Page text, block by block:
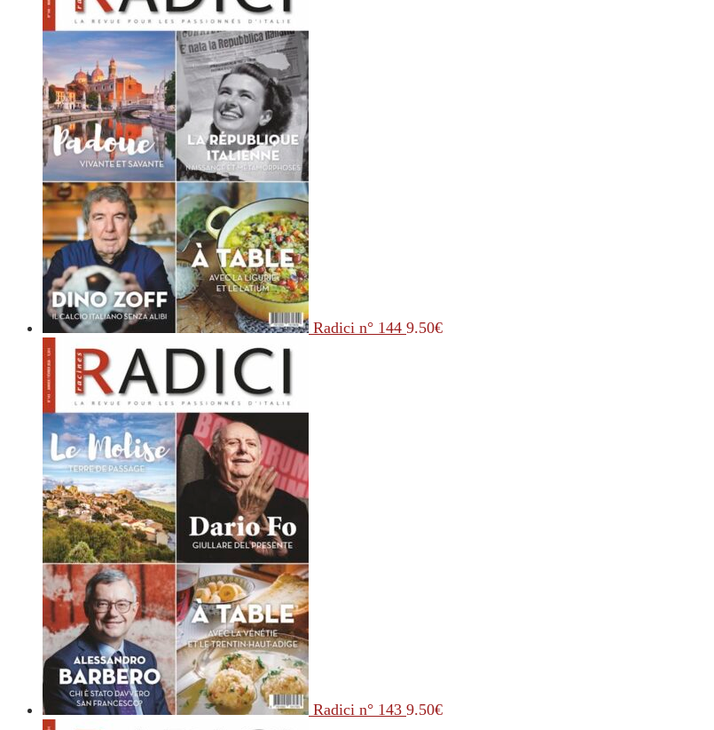
Radici n° 144 9.50€
Radici n° 143 9.50€